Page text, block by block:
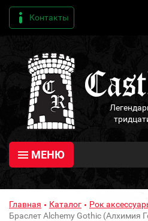
Контакты
МЕНЮ
Главная Каталог Рок
Браслет Alchemy Gothic (Алхимия